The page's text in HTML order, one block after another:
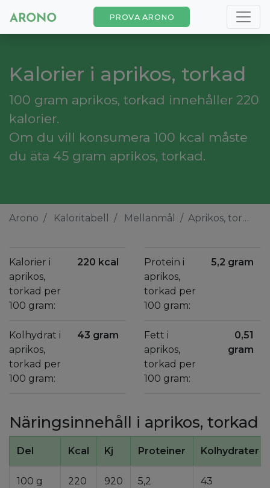
PROVA ARONO
Kalorier i aprikos, torkad
100 gram aprikos, torkad innehåller 220
kalorier.
Om du vill konsumera 100 kcal måste
du äta 45 gram aprikos, torkad.
Arono Kaloritabell Mellanmål Aprikos, torkad
Kalorier i
aprikos,
torkad per
100 gram:
220 kcal
Kolhydrat i
aprikos,
torkad per
100 gram:
43 gram
Protein i
aprikos,
torkad per
100 gram:
5,2 gram
Fett i
aprikos,
torkad per
100 gram:
0,51
gram
Näringsinnehåll i aprikos, torkad
Del Kcal Kj Proteiner Kolhydrater
100 g
220 920 5,2 43